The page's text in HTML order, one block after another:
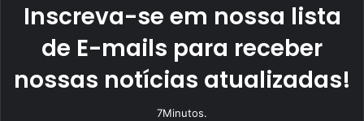
Inscreva-se em nossa lista
de E-mails para receber
nossas notícias atualizadas!
7Minutos.